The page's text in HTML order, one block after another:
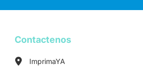
Contactenos
ImprimaYA